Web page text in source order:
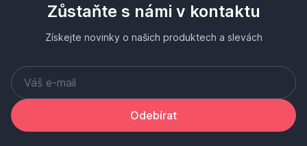
Zůstaňte s námi v kontaktu
Získejte novinky o našich produktech a slevách
Odebírat